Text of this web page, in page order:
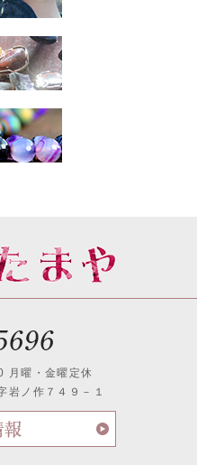
月曜・金曜定休
岩ノ作７４９－１